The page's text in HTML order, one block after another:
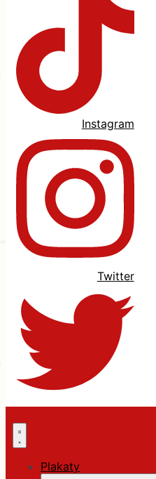
Instagram
Twitter
Plakaty